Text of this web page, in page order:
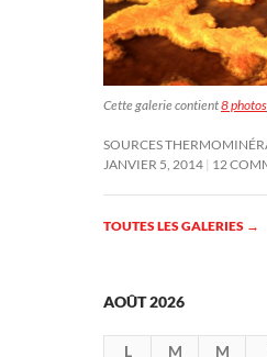
Cette galerie contient8 photos
SOURCES
JANVIER 5, 2014 12
TOUTES LES GALERIES →
AOÛT 2026
L M M